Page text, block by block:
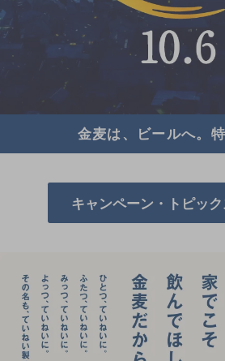
金麦は、ビールへ。
キャンペーン・トピッ